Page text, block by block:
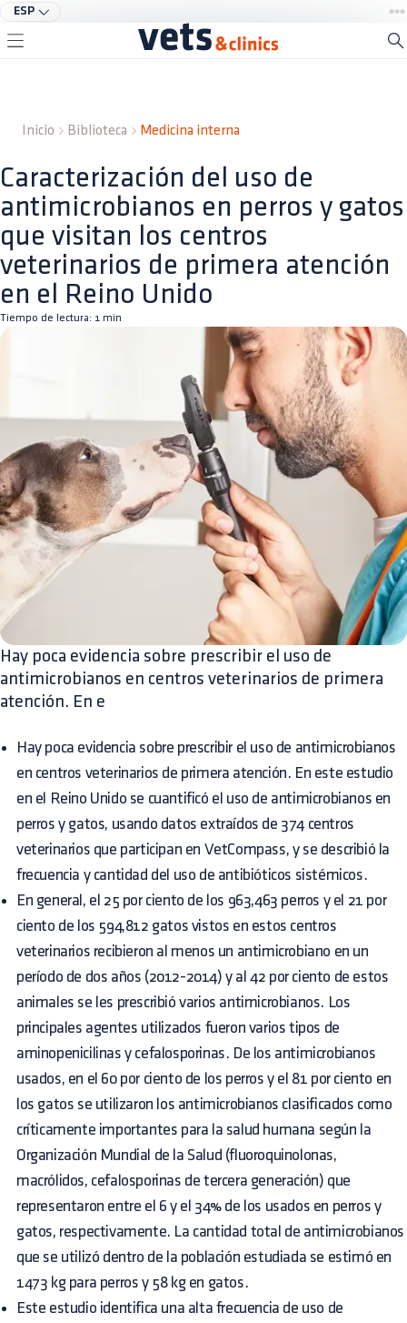
ESP
Inicio Biblioteca Medicina interna
Caracterización del uso de
antimicrobianos en perros y gatos
que visitan los centros
veterinarios de primera atención
en el Reino Unido
Tiempo de lectura: 1 min
Hay poca evidencia sobre prescribir el uso de
antimicrobianos en centros veterinarios de primera
atención. En e
Hay poca evidencia sobre prescribir el uso de antimicrobianos
en centros veterinarios de primera atención. En este estudio
en el Reino Unido se cuantificó el uso de antimicrobianos en
perros y gatos, usando datos extraídos de 374 centros
veterinarios que participan en VetCompass, y se describió la
frecuencia y cantidad del uso de antibióticos sistémicos.
En general, el 25 por ciento de los 963,463 perros y el 21 por
ciento de los 594,812 gatos vistos en estos centros
veterinarios recibieron al menos un antimicrobiano en un
período de dos años (2012-2014) y al 42 por ciento de estos
animales se les prescribió varios antimicrobianos. Los
principales agentes utilizados fueron varios tipos de
aminopenicilinas y cefalosporinas. De los antimicrobianos
usados, en el 60 por ciento de los perros y el 81 por ciento en
los gatos se utilizaron los antimicrobianos clasificados como
críticamente importantes para la salud humana según la
Organización Mundial de la Salud (fluoroquinolonas,
macrólidos, cefalosporinas de tercera generación) que
representaron entre el 6 y el 34% de los usados en perros y
gatos, respectivamente. La cantidad total de antimicrobianos
que se utilizó dentro de la población estudiada se estimó en
1473 kg para perros y 58 kg en gatos.
Este estudio identifica una alta frecuencia de uso de